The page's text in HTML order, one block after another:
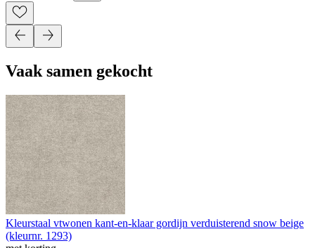
Vaak samen gekocht
Kleurstaal vtwonen kant-en-klaar gordijn verduisterend snow beige
(kleurnr. 1293)